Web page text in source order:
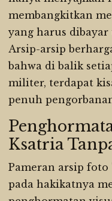
membangkitkan
yang harus
Arsip-arsip
bahwa di balik
militer, terdapat
penuh
Ksatria
Pameran arsip foto
pada hakikatnya